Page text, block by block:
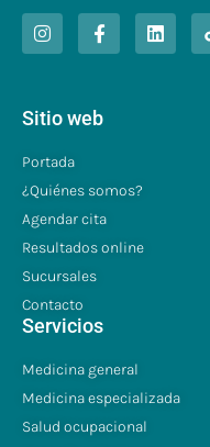
Sitio web
Portada
¿Quiénes somos?
Agendar cita
Resultados online
Sucursales
Contacto
Servicios
Medicina general
Medicina especializada
Salud ocupacional